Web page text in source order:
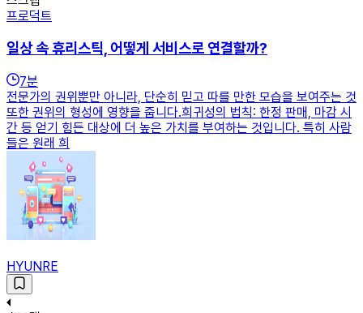
프로덕트
일상 속 휴리스틱, 어떻게 서비스로 연결할까?
7분
전문가의 권위뿐만 아니라, 단순히 믿고 따를 만한 모습을 보여주는 것
또한 권위의 형성에 영향을 줍니다.희귀성의 법칙: 한정 판매, 마감 시
간 등 얻기 힘든 대상에 더 높은 가치를 부여하는 것입니다. 특히 사람
들은 원래 희
HYUNRE